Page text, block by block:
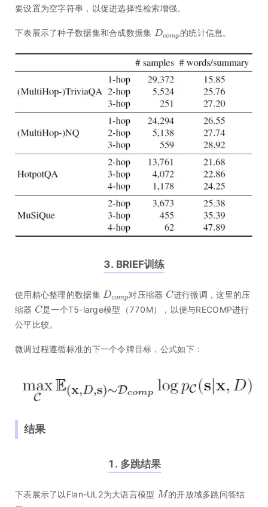
要设置为空字符串，以促进选择性检索增强。
下表展示了种子数据集和合成数据集 的统计信息。
3. BRIEF训练
使用精心整理的数据集 对压缩器
进行微调，这里的压
缩器
是一个T5-large模型（770M），以便与RECOMP进行
公平比较。
微调过程遵循标准的下一个令牌目标，公式如下：
结果
1. 多跳结果
下表展示了以Flan-UL2为大语言模型
的开放域多跳问答结